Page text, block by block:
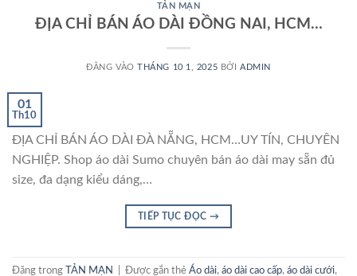
TẢN MẠN
ĐỊA CHỈ BÁN ÁO DÀI ĐỒNG NAI, HCM…
ĐĂNG VÀOTHÁNG 10 1, 2025 BỞI ADMIN
01
Th10
ĐỊA CHỈ BÁN ÁO DÀI ĐÀ NẴNG, HCM…UY TÍN, CHUYÊN
NGHIỆP. Shop áo dài Sumo chuyên bán áo dài may sẵn đủ
size, đa dạng kiểu dáng,…
TIẾP TỤC ĐỌC →
Đăng trong TẢN MẠN Được gắn thẻ Áo dài, áo dài cao cấp, áo dài cưới,